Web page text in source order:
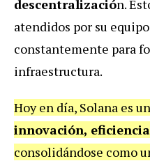
descentralización.
atendidos por su
constantemente para
infraestructura.
Hoy en día, Solana es
innovación,
consolidándose como